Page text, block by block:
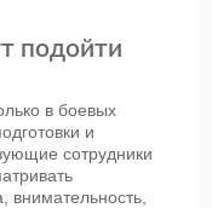
подойти
в боевых
и
сотрудники
внимательность,